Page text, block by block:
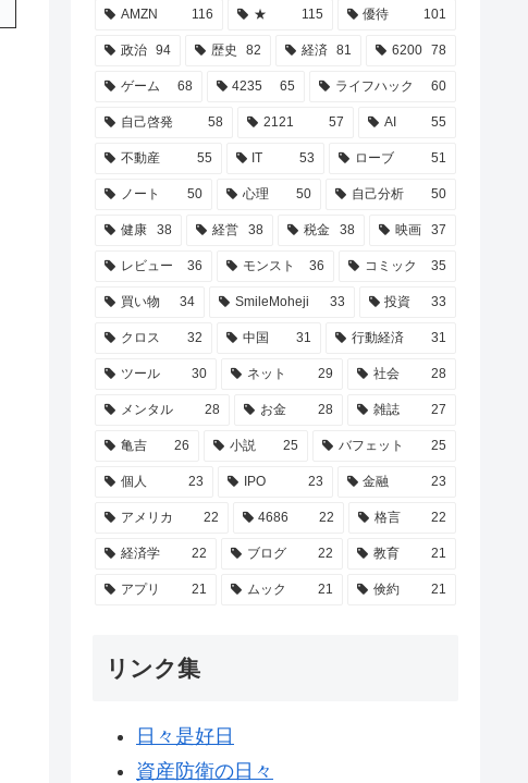
AMZN 116 ★ 115 優待 101
政治 94 歴史 82 経済 81 6200 78
ゲーム 68 4235 65 ライフハック 60
自己啓発 58 2121 57 AI 55
不動産 55 IT 53 ローブ 51
ノート 50 心理 50 自己分析 50
健康 38 経営 38 税金 38 映画 37
レビュー 36 モンスト 36 コミック 35
買い物 34 SmileMoheji 33 投資 33
クロス 32 中国 31 行動経済 31
ツール 30 ネット 29 社会 28
メンタル 28 お金 28 雑誌 27
亀吉 26 小説 25 バフェット 25
個人 23 IPO 23 金融 23
アメリカ 22 4686 22 格言 22
経済学 22 ブログ 22 教育 21
アプリ 21 ムック 21 倹約 21
リンク集
日々是好日
資産防衛の日々